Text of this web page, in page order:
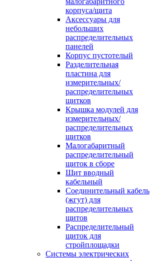
корпуса/щита
Аксессуары для
небольших
распределительных
панелей
Корпус пустотелый
Разделительная
пластина для
измерительных/
распределительных
щитков
Крышка модулей для
измерительных/
распределительных
щитков
Малогабаритный
распределительный
щиток в сборе
Щит вводный
кабельный
Соединительный кабель
(жгут) для
распределительных
щитов
Распределительный
щиток для
стройплощадки
Системы электрических